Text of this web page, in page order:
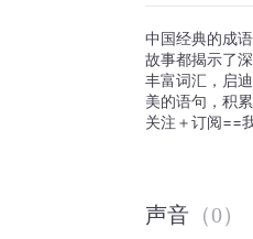
中国经典的成
故事都揭示了
丰富词汇，启
美的语句，积
关注＋订阅==
声音 （0）